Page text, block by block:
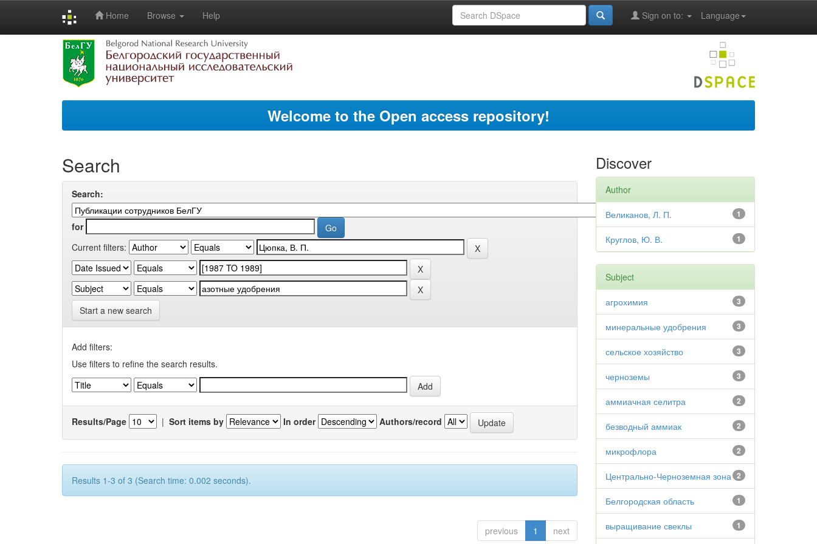
Home Browse Help Language
Sign on to:
Welcome to the Open access repository!
Search
Search:
for
Current filters:
Start a new search
Add filters:
Use filters to refine the search results.
Results/Page | Sort items by In order Authors/record
Results 1-3 of 3 (Search time: 0.002 seconds).
previous 1 next
Discover
Author
1
Великанов, Л. П.
1
Круглов, Ю. В.
Subject
3
агрохимия
3
минеральные удобрения
3
сельское хозяйство
3
черноземы
2
аммиачная селитра
2
безводный аммиак
2
микрофлора
2
Центрально-Черноземная зона
1
Белгородская область
1
выращивание свеклы